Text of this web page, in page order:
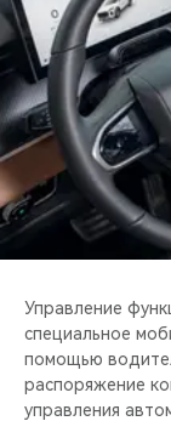
CHERY REMOTE
CHERY И СПОРТ
НАШИ
ВИДЕООБЗОРЫ
Управление
специальное
помощью
распоряжение
управления